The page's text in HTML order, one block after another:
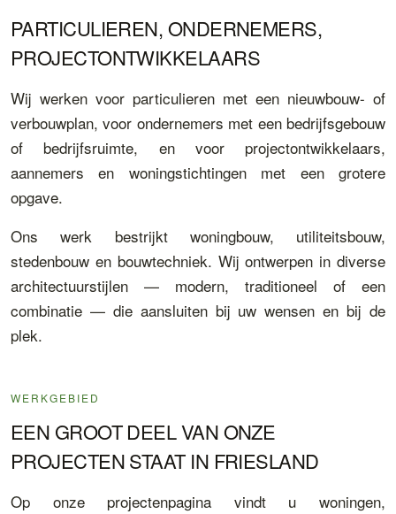
PARTICULIEREN, ONDERNEMERS,
PROJECTONTWIKKELAARS
Wij werken voor particulieren met een nieuwbouw- of
verbouwplan, voor ondernemers met een bedrijfsgebouw
of bedrijfsruimte, en voor projectontwikkelaars,
aannemers en woningstichtingen met een grotere
opgave.
Ons werk bestrijkt woningbouw, utiliteitsbouw,
stedenbouw en bouwtechniek. Wij ontwerpen in diverse
architectuurstijlen — modern, traditioneel of een
combinatie — die aansluiten bij uw wensen en bij de
plek.
WERKGEBIED
EEN GROOT DEEL VAN ONZE
PROJECTEN STAAT IN FRIESLAND
Op onze projectenpagina vindt u woningen,